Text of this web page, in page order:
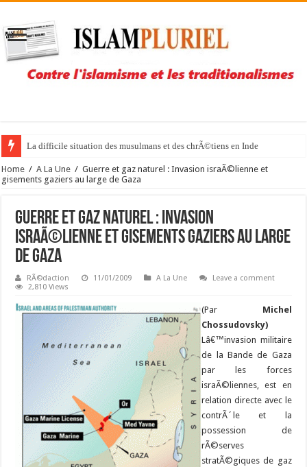
La difficile situation des musulmans et des chrÃ©tiens en Inde
Home / A La Une / Guerre et gaz naturel : Invasion israÃ©lienne et
gisements gaziers au large de Gaza
Guerre et gaz naturel : Invasion
israÃ©lienne et gisements gaziers au large
de Gaza
RÃ©daction 11/01/2009 A La Une
Leave a comment
2,810 Views
(Par Michel
Chossudovsky)
Lâ€™invasion militaire
de la Bande de Gaza
par les forces
israÃ©liennes, est en
relation directe avec le
contrÃ´le et la
possession de
rÃ©serves
stratÃ©giques de gaz